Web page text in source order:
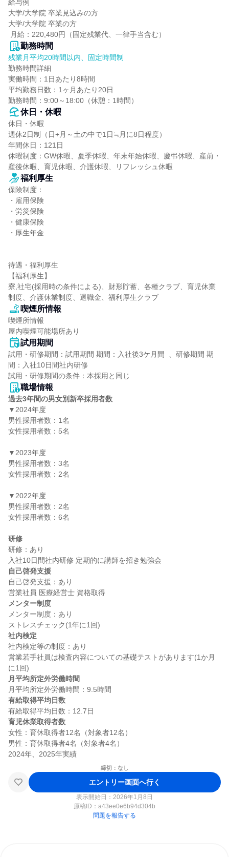
給与例
大学/大学院 卒業見込みの方
大学/大学院 卒業の方
月給：220,480円（固定残業代、一律手当含む）
勤務時間
残業月平均20時間以内、固定時間制
勤務時間詳細
実働時間：1日あたり8時間
平均勤務日数：1ヶ月あたり20日
勤務時間：9:00～18:00（休憩：1時間）
休日・休暇
休日・休暇
週休2日制（日+月～土の中で1日≒月に8日程度）
年間休日：121日
休暇制度：GW休暇、夏季休暇、年末年始休暇、慶弔休暇、産前・
産後休暇、育児休暇、介護休暇、リフレッシュ休暇
福利厚生
保険制度：
・雇用保険
・労災保険
・健康保険
・厚生年金
待遇・福利厚生
【福利厚生】
寮,社宅(採用時の条件による)、財形貯蓄、各種クラブ、育児休業
制度、介護休業制度、退職金、福利厚生クラブ
喫煙所情報
喫煙所情報
屋内喫煙可能場所あり
試用期間
試用・研修期間：試用期間 期間：入社後3ケ月間  、研修期間 期
間：入社10日間社内研修
職場情報
過去3年間の男女別新卒採用者数
▼2024年度
男性採用者数：1名
女性採用者数：5名
▼2023年度
男性採用者数：3名
女性採用者数：2名
▼2022年度
男性採用者数：2名
女性採用者数：6名
研修
研修：あり
自己啓発支援
自己啓発支援：あり
メンター制度
メンター制度：あり
社内検定
社内検定等の制度：あり
営業若手社員は検査内容についての基礎テストがあります(1か月
月平均所定外労働時間
有給取得平均日数
育児休業取得者数
女性：育休取得者12名（対象者12名）
男性：育休取得者4名（対象者4名）
締切：なし
エントリー画面へ行く
表示開始日：2026年1月8日
原稿ID： a43ee0e6b94d304b
問題を報告する